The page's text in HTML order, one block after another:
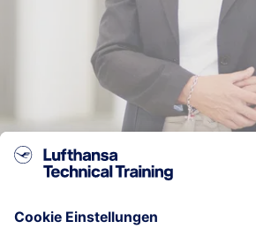
Britta von Holtzapfel